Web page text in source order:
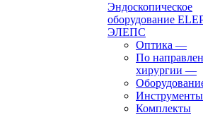
Эндоскопическое
оборудование
ЭЛЕПС
Оптика —
По
хирургии —
Инструменты
Комплекты